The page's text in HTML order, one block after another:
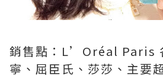
銷售點：L’Oréal Paris
寧、屈臣氏、莎莎、主要